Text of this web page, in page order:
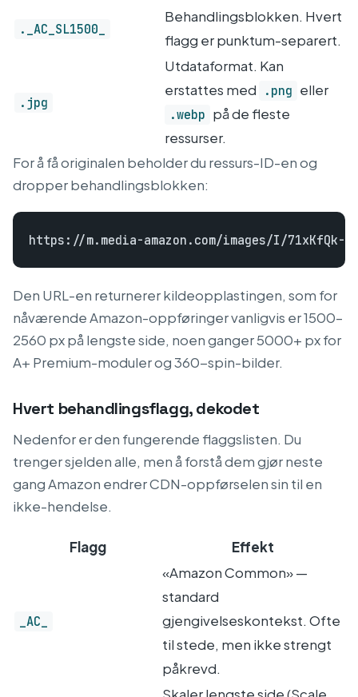
._AC_SL1500_
Behandlingsblokken. Hvert
flagg er punktum-separert.
.jpg
Utdataformat. Kan
erstattes med
.png eller
.webp på de fleste
ressurser.
For å få originalen beholder du ressurs-ID-en og
dropper behandlingsblokken:
Den URL-en returnerer kildeopplastingen, som for
nåværende Amazon-oppføringer vanligvis er 1500–
2560 px på lengste side, noen ganger 5000+ px for
A+ Premium-moduler og 360-spin-bilder.
Hvert behandlingsflagg, dekodet
Nedenfor er den fungerende flaggslisten. Du
trenger sjelden alle, men å forstå dem gjør neste
gang Amazon endrer CDN-oppførselen sin til en
ikke-hendelse.
Flagg Effekt
_AC_
«Amazon Common» —
standard
gjengivelseskontekst. Ofte
til stede, men ikke strengt
påkrevd.